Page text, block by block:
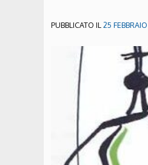
PUBBLICATO IL25